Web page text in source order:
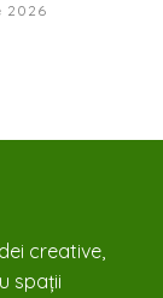
2026
creative,
spații